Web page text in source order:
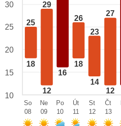
25
18
29
12
16
26
18
23
14
27
12
30
25
20
15
10
So
08
Ne
09
Po
10
Út
11
St
12
Čt
13